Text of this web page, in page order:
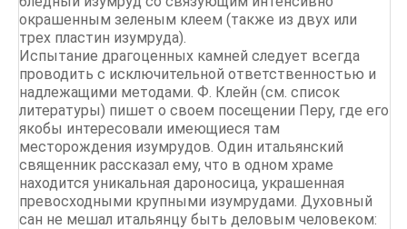
окрашенным зеленым клеем (также из двух или
трех пластин изумруда).
Испытание драгоценных камней следует всегда
проводить с исключительной ответственностью и
надлежащими методами. Ф. Клейн (см. список
литературы) пишет о своем посещении Перу, где его
якобы интересовали имеющиеся там
месторождения изумрудов. Один итальянский
священник рассказал ему, что в одном храме
находится уникальная дароносица, украшенная
превосходными крупными изумрудами. Духовный
сан не мешал итальянцу быть деловым человеком: